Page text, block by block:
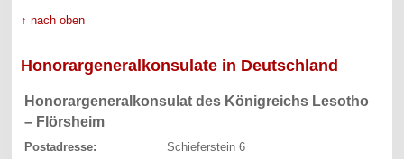
↑ nach oben
Honorargeneralkonsulate in Deutschland
Honorargeneralkonsulat des Königreichs Lesotho
– Flörsheim
Postadresse:
Schieferstein 6